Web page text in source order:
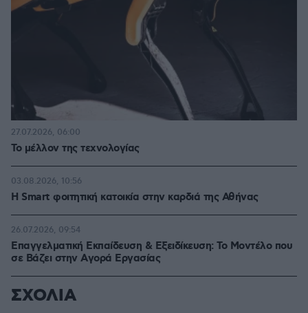
Το μέλλον της τεχνολογίας
27.07.2026, 06:00
Η Smart φοιτητική κατοικία στην καρδιά της Αθήνας
03.08.2026, 10:56
Επαγγελματική Εκπαίδευση & Εξειδίκευση: Το Mοντέλο που
σε Bάζει στην Aγορά Eργασίας
26.07.2026, 09:54
ΣΧΟΛΙΑ